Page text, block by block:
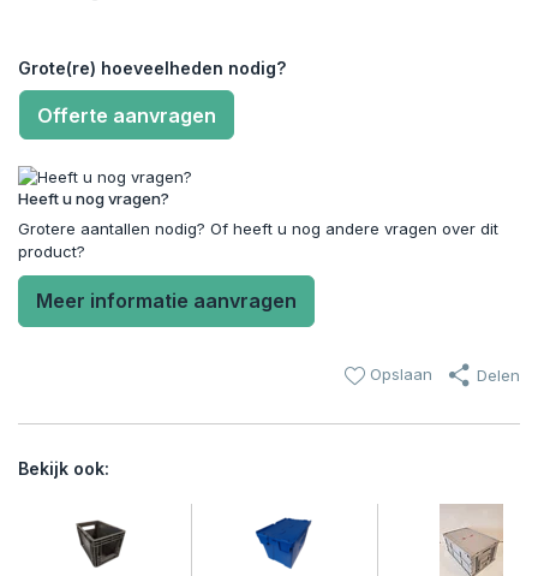
Grote(re) hoeveelheden nodig?
Offerte aanvragen
Heeft u nog vragen?
Grotere aantallen nodig? Of heeft u nog andere vragen over dit
product?
Meer informatie aanvragen
Opslaan Delen
Bekijk ook: